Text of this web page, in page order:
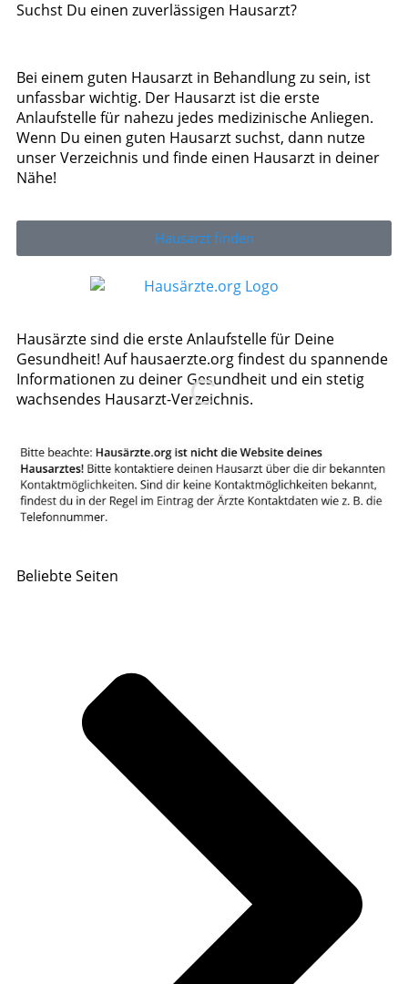
Suchst Du einen zuverlässigen Hausarzt?
Bei einem guten Hausarzt in Behandlung zu sein, ist
unfassbar wichtig. Der Hausarzt ist die erste
Anlaufstelle für nahezu jedes medizinische Anliegen.
Wenn Du einen guten Hausarzt suchst, dann nutze
unser Verzeichnis und finde einen Hausarzt in deiner
Nähe!
Hausarzt finden
Hausärzte sind die erste Anlaufstelle für Deine
Gesundheit! Auf hausaerzte.org findest du spannende
Informationen zu deiner Gesundheit und ein stetig
wachsendes Hausarzt-Verzeichnis.
Beliebte Seiten